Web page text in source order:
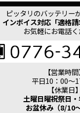
ピッタリのバッテリー
ンボイス対応「適格請
お気軽にお電話く
【営業時間
平日10：00～
【休業日】
土曜日曜祝祭日
お盆休み（8/10